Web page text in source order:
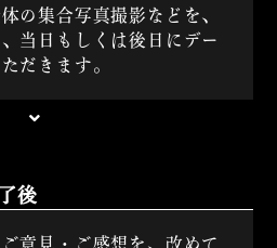
の集合写真撮影などを、
当日もしくは後日にデー
だきます。
後
意見・ご感想を、改めて